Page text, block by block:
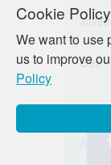
Cookie Policy
We want to use
us to improve
Policy
Javed
पर्मालिंक
Sex
Sex